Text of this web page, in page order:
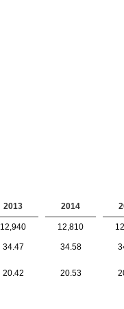
2013 2014
12,940 12,810
34.47 34.58
20.42 20.53